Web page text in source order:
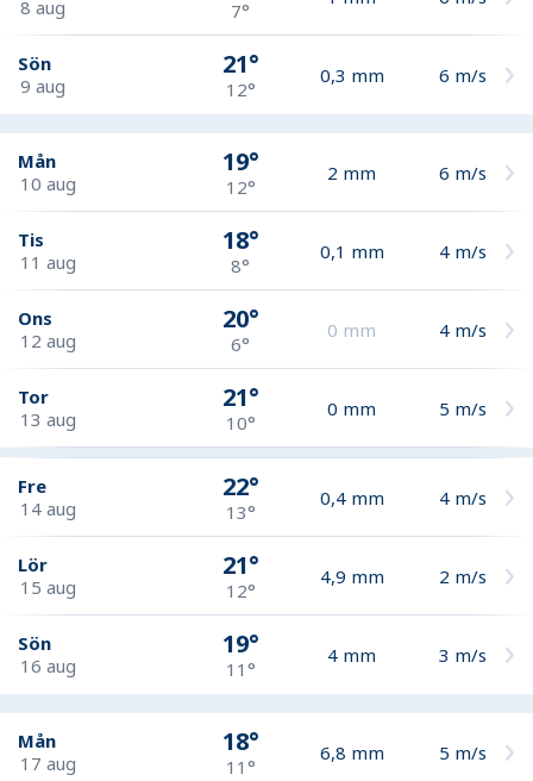
8 aug
7°
Sön
9 aug
21°
12°
0,3 mm 6 m/s
Mån
10 aug
19°
12°
2 mm 6 m/s
Tis
11 aug
18°
8°
0,1 mm 4 m/s
Ons
12 aug
20°
6°
0 mm 4 m/s
Tor
13 aug
21°
10°
0 mm 5 m/s
Fre
14 aug
22°
13°
0,4 mm 4 m/s
Lör
15 aug
21°
12°
4,9 mm 2 m/s
Sön
16 aug
19°
11°
4 mm 3 m/s
Mån
17 aug
18°
11°
6,8 mm 5 m/s